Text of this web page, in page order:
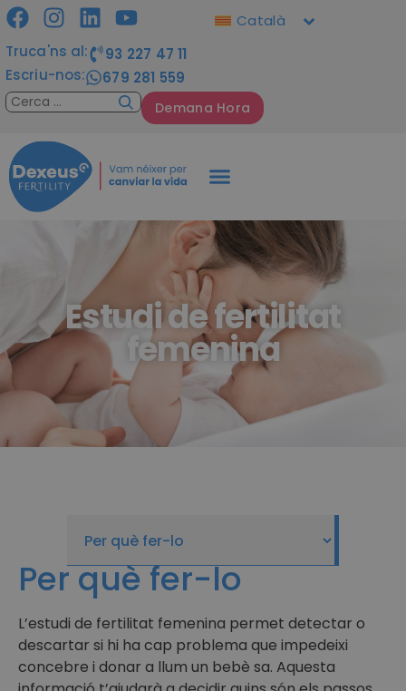
Truca'ns al:
93 227 47 11
Escriu-nos:
679 281 559
Demana Hora
Català
Estudi de fertilitat
femenina
Per què fer-lo
L’estudi de fertilitat femenina permet detectar o
descartar si hi ha cap problema que impedeixi
concebre i donar a llum un bebè sa. Aquesta